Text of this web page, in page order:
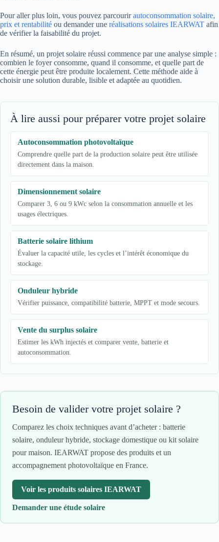
Pour aller plus loin, vous pouvez parcourirautoconsommation solaire,
prix et rentabilité ou demander une réalisations solaires IEARWAT afin
de vérifier la faisabilité du projet.
En résumé, un projet solaire réussi commence par une analyse simple :
combien le foyer consomme, quand il consomme, et quelle part de
cette énergie peut être produite localement. Cette méthode aide à
choisir une solution durable, lisible et adaptée au quotidien.
À lire aussi pour préparer votre projet solaire
Autoconsommation photovoltaïque
Comprendre quelle part de la production solaire peut être utilisée
directement dans la maison.
Dimensionnement solaire
Comparer 3, 6 ou 9 kWc selon la consommation annuelle et les
usages électriques.
Batterie solaire lithium
Évaluer la capacité utile, les cycles et l’intérêt économique du
stockage.
Onduleur hybride
Vérifier puissance, compatibilité batterie, MPPT et mode secours.
Vente du surplus solaire
Estimer les kWh injectés et comparer vente, batterie et
autoconsommation.
Besoin de valider votre projet solaire ?
Comparez les choix techniques avant d’acheter : batterie
solaire, onduleur hybride, stockage domestique ou kit solaire
pour maison. IEARWAT propose des produits et un
accompagnement photovoltaïque en France.
Voir les produits solaires IEARWAT
Demander une étude solaire